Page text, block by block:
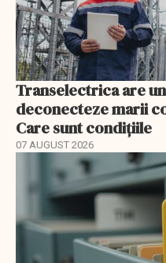
Transelectrica are
deconecteze marii
Care sunt condițiile
07 AUGUST 2026